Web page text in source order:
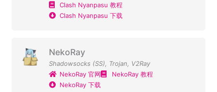
Clash Nyanpasu 教程
Clash Nyanpasu 下载
NekoRay
Shadowsocks (SS), Trojan, V2Ray
NekoRay 官网
NekoRay 教程
NekoRay 下载